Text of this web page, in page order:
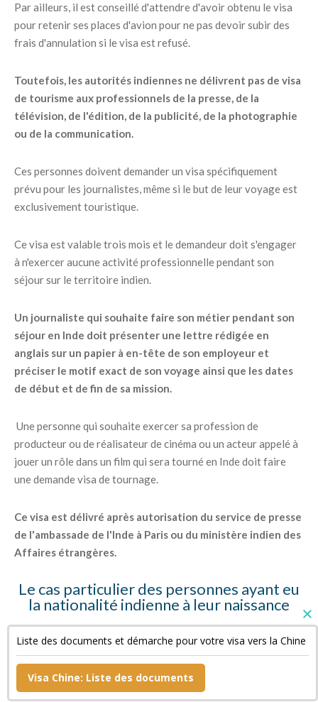
Par ailleurs, il est conseillé d'attendre d'avoir obtenu le visa
pour retenir ses places d'avion pour ne pas devoir subir des
frais d'annulation si le visa est refusé.
Toutefois, les autorités indiennes ne délivrent pas de visa
de tourisme aux professionnels de la presse, de la
télévision, de l'édition, de la publicité, de la photographie
ou de la communication.
Ces personnes doivent demander un visa spécifiquement
prévu pour les journalistes, même si le but de leur voyage est
exclusivement touristique.
Ce visa est valable trois mois et le demandeur doit s'engager
à n'exercer aucune activité professionnelle pendant son
séjour sur le territoire indien.
Un journaliste qui souhaite faire son métier pendant son
séjour en Inde doit présenter une lettre rédigée en
anglais sur un papier à en-tête de son employeur et
préciser le motif exact de son voyage ainsi que les dates
de début et de fin de sa mission.
Une personne qui souhaite exercer sa profession de
producteur ou de réalisateur de cinéma ou un acteur appelé à
jouer un rôle dans un film qui sera tourné en Inde doit faire
une demande visa de tournage.
Ce visa est délivré après autorisation du service de presse
de l'ambassade de l'Inde à Paris ou du ministère indien des
Affaires étrangères.
Le cas particulier des personnes ayant eu
la nationalité indienne à leur naissance
Ces personnes doivent fournir des copies de leur « Surrender
Certificate » et de leur passeport indien annulé ainsi qu'une
déclaration sur l'honneur.
Liste des documents et démarche pour votre visa vers la Chine
Visa Chine: Liste des documents